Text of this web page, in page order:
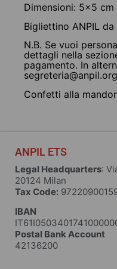
Dimensioni: 5×5 cm
Bigliettino ANPIL
N.B. Se vuoi
dettagli nella
pagamento. In
segreteria@anpil.org
Confetti alla
ANPIL ETS
Legal Headquarters:
20124 Milan
Tax Code:
IBAN
Postal Bank Account
42136200